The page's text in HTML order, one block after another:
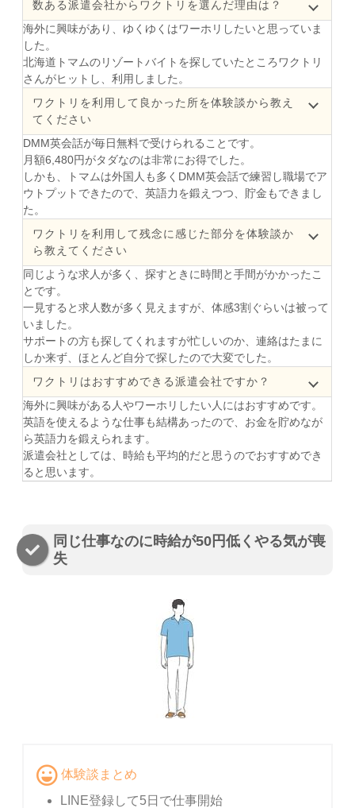
数ある派遣会社からワクトリを選んだ理由は？
海外に興味があり、ゆくゆくはワーホリしたいと思っていま
した。
北海道トマムのリゾートバイトを探していたところワクトリ
さんがヒットし、利用しました。
ワクトリを利用して良かった所を体験談から教え
てください
DMM英会話が毎日無料で受けられることです。
月額6,480円がタダなのは非常にお得でした。
しかも、トマムは外国人も多くDMM英会話で練習し職場でア
ウトプットできたので、英語力を鍛えつつ、貯金もできまし
た。
ワクトリを利用して残念に感じた部分を体験談か
ら教えてください
同じような求人が多く、探すときに時間と手間がかかったこ
とです。
一見すると求人数が多く見えますが、体感3割ぐらいは被って
いました。
サポートの方も探してくれますが忙しいのか、連絡はたまに
しか来ず、ほとんど自分で探したので大変でした。
ワクトリはおすすめできる派遣会社ですか？
海外に興味がある人やワーホリしたい人にはおすすめです。
英語を使えるような仕事も結構あったので、お金を貯めなが
ら英語力を鍛えられます。
派遣会社としては、時給も平均的だと思うのでおすすめでき
ると思います。
同じ仕事なのに時給が50円低くやる気が喪
失
体験談まとめ
LINE登録して5日で仕事開始